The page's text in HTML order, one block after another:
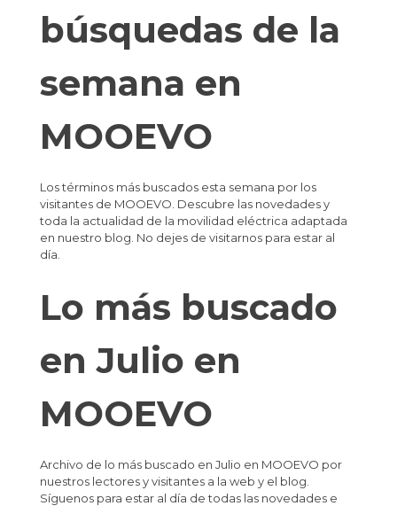
búsquedas de la
semana en
MOOEVO
Los términos más buscados esta semana por los
visitantes de MOOEVO. Descubre las novedades y
toda la actualidad de la movilidad eléctrica adaptada
en nuestro blog. No dejes de visitarnos para estar al
día.
Lo más buscado
en Julio en
MOOEVO
Archivo de lo más buscado en Julio en MOOEVO por
nuestros lectores y visitantes a la web y el blog.
Síguenos para estar al día de todas las novedades e